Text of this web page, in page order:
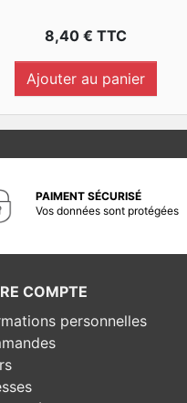
Prix
8,40 € TTC
Ajouter au panier
PAIMENT SÉCURISÉ
Vos données sont protégées
COMPTE
personnelles